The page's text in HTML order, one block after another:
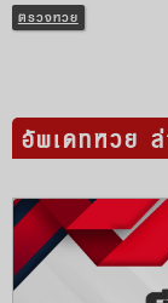
ตรวจหวย
อัพเดทหวย